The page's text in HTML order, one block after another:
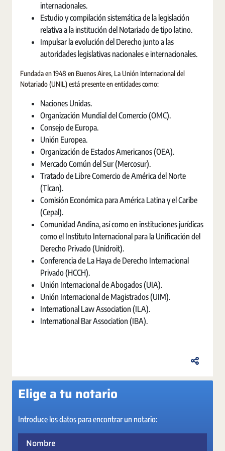
internacionales.
Estudio y compilación sistemática de la legislación
relativa a la institución del Notariado de tipo latino.
Impulsar la evolución del Derecho junto a las
autoridades legislativas nacionales e internacionales.
Fundada en 1948 en Buenos Aires, La Unión Internacional del
Notariado (UNIL) está presente en entidades como:
Naciones Unidas.
Organización Mundial del Comercio (OMC).
Consejo de Europa.
Unión Europea.
Organización de Estados Americanos (OEA).
Mercado Común del Sur (Mercosur).
Tratado de Libre Comercio de América del Norte
(Tlcan).
Comisión Económica para América Latina y el Caribe
(Cepal).
Comunidad Andina, así como en instituciones jurídicas
como el Instituto Internacional para la Unificación del
Derecho Privado (Unidroit).
Conferencia de La Haya de Derecho Internacional
Privado (HCCH).
Unión Internacional de Abogados (UIA).
Unión Internacional de Magistrados (UIM).
International Law Association (ILA).
International Bar Association (IBA).
Elige a tu notario
Introduce los datos para encontrar un notario: